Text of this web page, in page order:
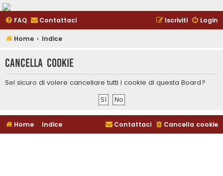
FAQ Contattaci Login
Iscriviti
Home Indice
Cancella cookie
Sei sicuro di volere cancellare tutti i cookie di questa Board?
Home Indice Cancella cookie
Contattaci